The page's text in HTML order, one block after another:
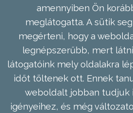
amennyiben Ön
meglátogatta. A sütik
megérteni, hogy a
legnépszerűbb, mert
látogatóink mely oldalakra
időt töltenek ott. Ennek
weboldalt jobban tudjuk
igényeihez, és még